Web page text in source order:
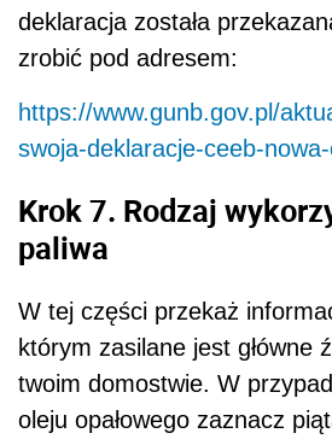
deklaracja została
zrobić pod adresem:
https://www.gunb.gov.pl/
swoja-deklaracje-ceeb-
Krok 7. Rodzaj
paliwa
W tej części przekaż
którym zasilane jest główne
twoim domostwie. W
oleju opałowego zaznacz